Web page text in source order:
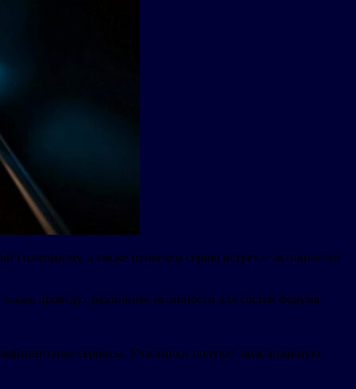
платформу, а также проведем серию встреч и активностей
проведут различные активности для гостей форума.
сервисы. Участники получат эксклюзивную